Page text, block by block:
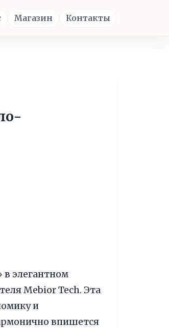
Магазин Контакты
элегантном
Mebior Tech. Эта
и
впишется